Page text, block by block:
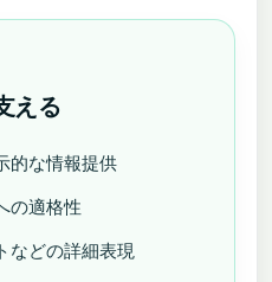
える
的な情報提供
の適格性
などの詳細表現